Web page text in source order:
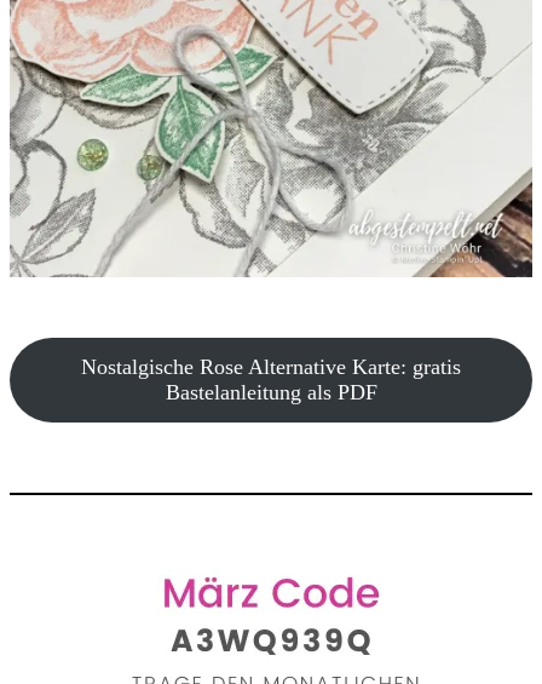
Nostalgische Rose Alternative Karte: gratis
Bastelanleitung als PDF